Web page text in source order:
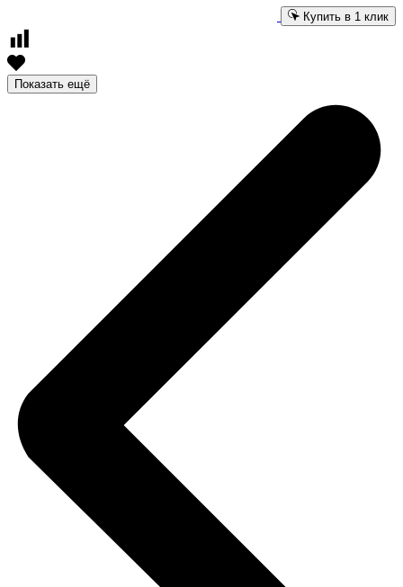
Купить в 1 клик
Показать ещё